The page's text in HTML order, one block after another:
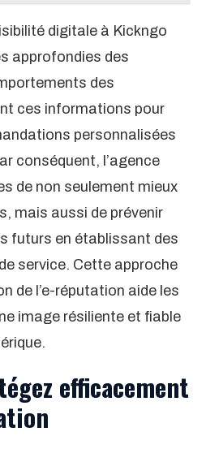
digitale à Kickngo
approfondies des
des
ces informations pour
personnalisées
conséquent, l’agence
de non seulement mieux
mais aussi de prévenir
futurs en établissant des
service. Cette approche
de l’e-réputation aide les
image résiliente et fiable
efficacement